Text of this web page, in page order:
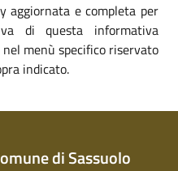
aggiornata e completa per
di questa informativa
menù specifico riservato
indicato.
di Sassuolo